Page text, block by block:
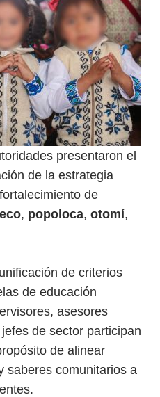
presentaron el
de la estrategia
de
, popoloca, otomí,
de criterios
de educación
asesores
de sector participan
de alinear
saberes comunitarios a